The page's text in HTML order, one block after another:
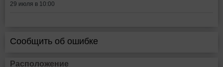
29 июля в 10:00
Сообщить об ошибке
Расположение